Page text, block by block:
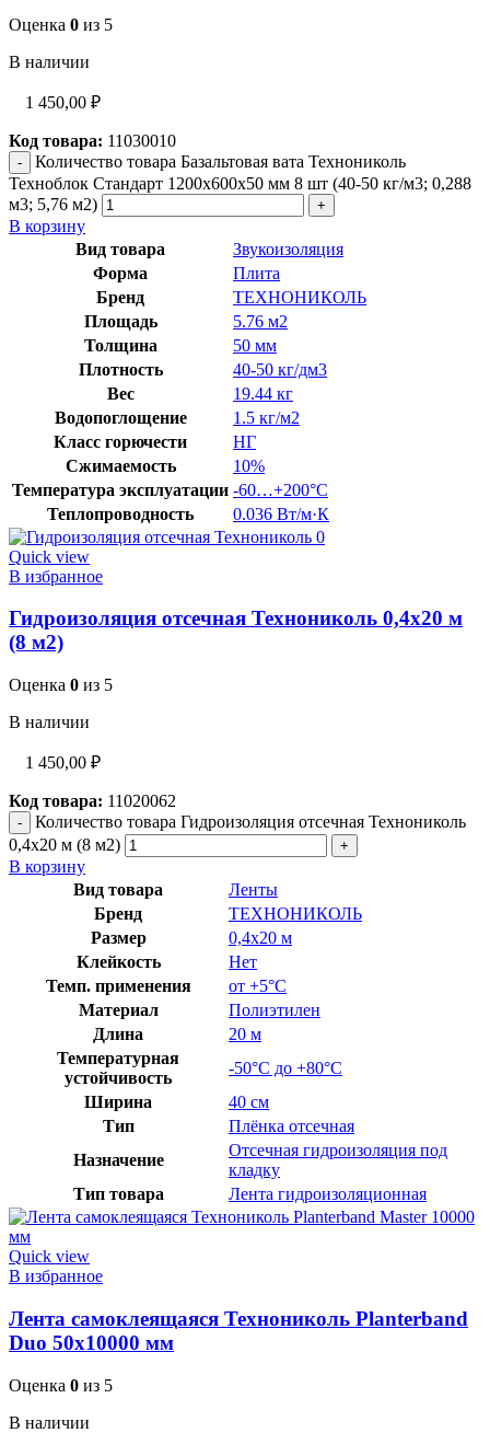
Оценка 0 из 5
В наличии
1 450,00 ₽
Код товара: 11030010
Количество товара Базальтовая вата Технониколь
Техноблок Стандарт 1200х600х50 мм 8 шт (40-50 кг/м3; 0,288
м3; 5,76 м2)
В корзину
Вид товара
Звукоизоляция
Форма
Плита
Бренд
ТЕХНОНИКОЛЬ
Площадь
5.76 м2
Толщина
50 мм
Плотность
40-50 кг/дм3
Вес
19.44 кг
Водопоглощение
1.5 кг/м2
Класс горючести
НГ
Сжимаемость
10%
Температура эксплуатации -60…+200°C
Теплопроводность
0.036 Вт/м·К
Quick view
В избранное
Гидроизоляция отсечная Технониколь 0,4х20 м
(8 м2)
Оценка 0 из 5
В наличии
1 450,00 ₽
Код товара: 11020062
Количество товара Гидроизоляция отсечная Технониколь
0,4х20 м (8 м2)
В корзину
Вид товара
Ленты
Бренд
ТЕХНОНИКОЛЬ
Размер
0,4х20 м
Клейкость
Нет
Темп. применения
от +5°C
Материал
Полиэтилен
Длина
20 м
Температурная
устойчивость
-50°C до +80°C
Ширина
40 см
Тип
Плёнка отсечная
Назначение
Отсечная гидроизоляция под
кладку
Тип товара
Лента гидроизоляционная
Quick view
В избранное
Лента самоклеящаяся Технониколь Planterband
Duo 50х10000 мм
Оценка 0 из 5
В наличии